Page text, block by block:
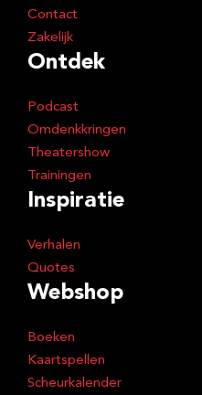
Contact
Zakelijk
Ontdek
Podcast
Omdenkkringen
Theatershow
Trainingen
Inspiratie
Verhalen
Quotes
Webshop
Boeken
Kaartspellen
Scheurkalender